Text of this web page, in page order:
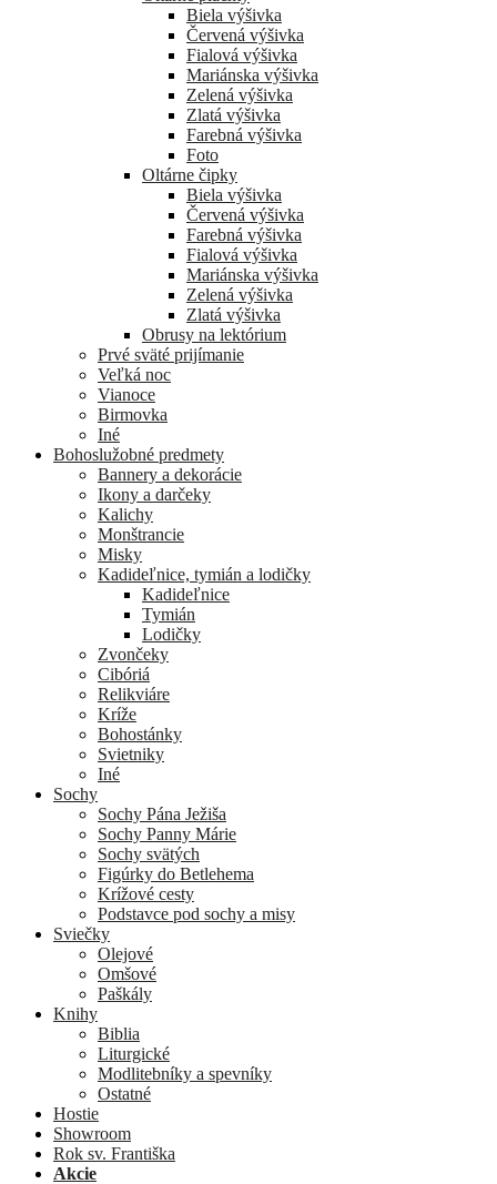
Biela výšivka
Červená výšivka
Fialová výšivka
Mariánska výšivka
Zelená výšivka
Zlatá výšivka
Farebná výšivka
Foto
Oltárne čipky
Biela výšivka
Červená výšivka
Farebná výšivka
Fialová výšivka
Mariánska výšivka
Zelená výšivka
Zlatá výšivka
Obrusy na lektórium
Prvé sväté prijímanie
Veľká noc
Vianoce
Birmovka
Iné
Bohoslužobné predmety
Bannery a dekorácie
Ikony a darčeky
Kalichy
Monštrancie
Misky
Kadideľnice, tymián a lodičky
Kadideľnice
Tymián
Lodičky
Zvončeky
Cibóriá
Relikviáre
Kríže
Bohostánky
Svietniky
Iné
Sochy
Sochy Pána Ježiša
Sochy Panny Márie
Sochy svätých
Figúrky do Betlehema
Krížové cesty
Podstavce pod sochy a misy
Sviečky
Olejové
Omšové
Paškály
Knihy
Biblia
Liturgické
Modlitebníky a spevníky
Ostatné
Hostie
Showroom
Rok sv. Františka
Akcie